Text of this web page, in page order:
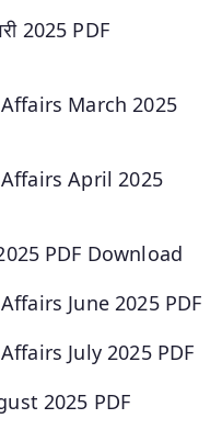
2025 PDF
March 2025
April 2025
PDF Download
June 2025 PDF
July 2025 PDF
2025 PDF